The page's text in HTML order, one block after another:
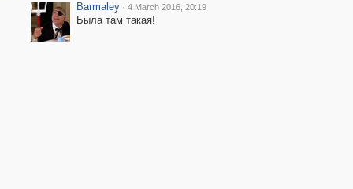
Barmaley · 4 March 2016, 20:19
Была там такая!